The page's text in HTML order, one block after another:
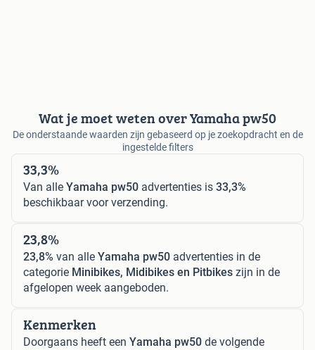
Wat je moet weten over Yamaha pw50
De onderstaande waarden zijn gebaseerd op je zoekopdracht en de
ingestelde filters
33,3%
Van alle Yamaha pw50 advertenties is 33,3%
beschikbaar voor verzending.
23,8%
23,8% van alle Yamaha pw50 advertenties in de
categorie Minibikes, Midibikes en Pitbikes zijn in de
afgelopen week aangeboden.
Kenmerken
Doorgaans heeft een Yamaha pw50 de volgende